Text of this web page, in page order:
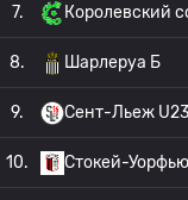
7. Королевский
8. Шарлеруа Б
9. Сент-Льеж U23
10. Стокей-